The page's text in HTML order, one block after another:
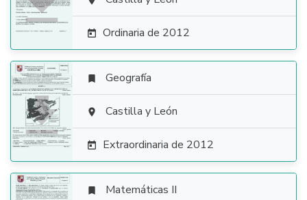
 Ordinaria de 2012

 Geografía
 Castilla y León
 Extraordinaria de 2012
 Matemáticas II